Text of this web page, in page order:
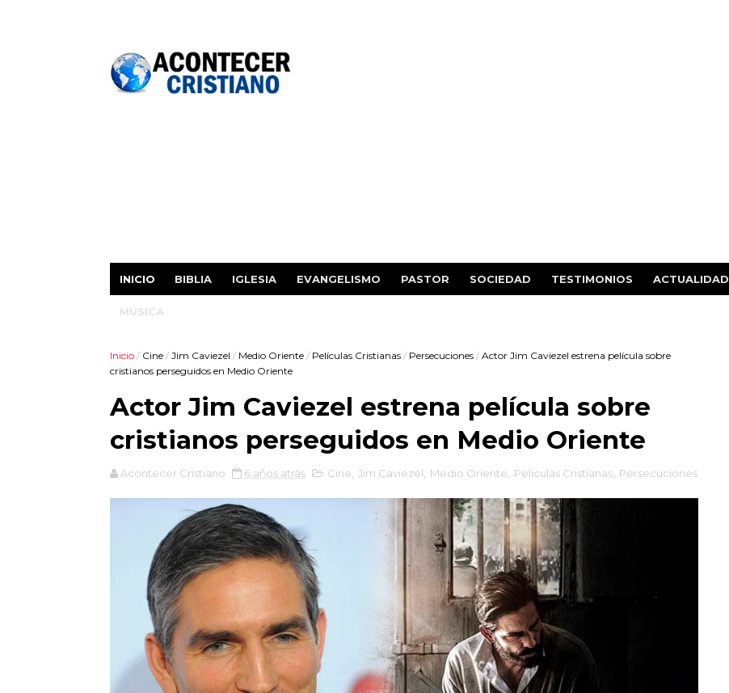
INICIO BIBLIA IGLESIA EVANGELISMO PASTOR SOCIEDAD TESTIMONIOS ACTUALIDAD
MÚSICA
Inicio / Cine / Jim Caviezel / Medio Oriente / Películas Cristianas / Persecuciones / Actor Jim Caviezel estrena película sobre
cristianos perseguidos en Medio Oriente
Actor Jim Caviezel estrena película sobre
cristianos perseguidos en Medio Oriente
Acontecer Cristiano 6 años atrás Cine Jim Caviezel Medio Oriente Películas Cristianas, Persecuciones